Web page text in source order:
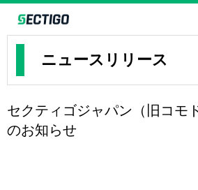
SSLならセクティゴ・コモドのEV・企業・ドメイン認証
ニュースリリース
セクティゴジャパン（旧コモ
のお知らせ